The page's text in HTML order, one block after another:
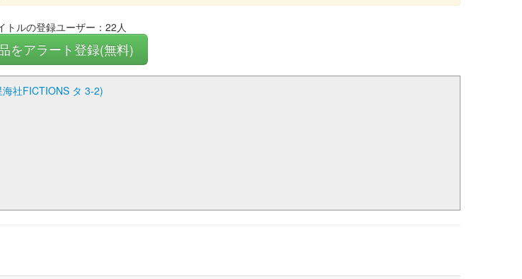
トルの登録ユーザー：22人
をアラート登録(無料)
社FICTIONS タ 3-2)